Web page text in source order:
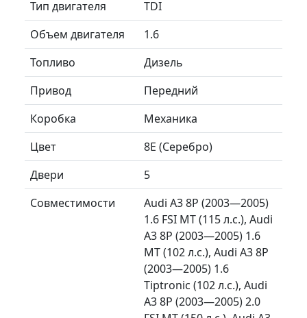
Тип двигателя
TDI
Объем двигателя
1.6
Топливо
Дизель
Привод
Передний
Коробка
Механика
Цвет
8E (Серебро)
Двери
5
Совместимости
Audi A3 8P (2003—2005)
1.6 FSI MT (115 л.с.), Audi
A3 8P (2003—2005) 1.6
MT (102 л.с.), Audi A3 8P
(2003—2005) 1.6
Tiptronic (102 л.с.), Audi
A3 8P (2003—2005) 2.0